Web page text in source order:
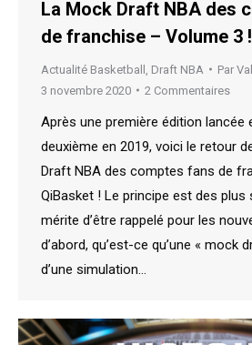
La Mock Draft NBA des
de franchise – Volume 3 !
Actualité Basketball Draft NBA Par
3 novembre 2020
2 Commentaires
Après une première édition lancée
deuxième en 2019, voici le retour
Draft NBA des comptes fans de
QiBasket ! Le principe est des plus
mérite d’être rappelé pour les
d’abord, qu’est-ce qu’une « mock
d’une simulation…